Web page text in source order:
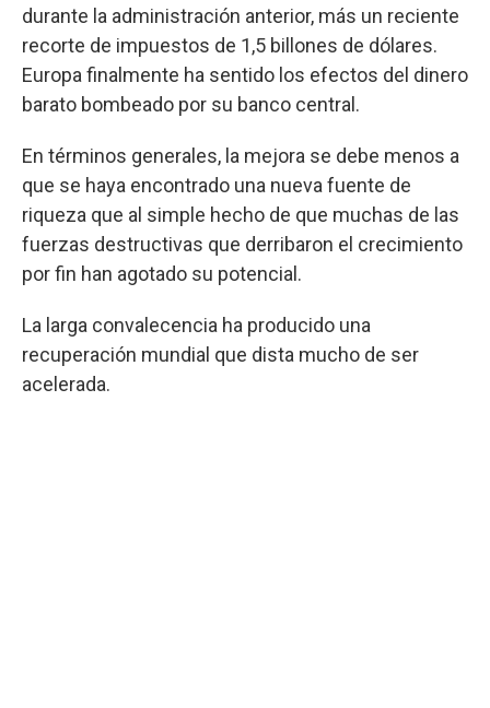
durante la administración anterior, más un reciente
recorte de impuestos de 1,5 billones de dólares.
Europa finalmente ha sentido los efectos del dinero
barato bombeado por su banco central.
En términos generales, la mejora se debe menos a
que se haya encontrado una nueva fuente de
riqueza que al simple hecho de que muchas de las
fuerzas destructivas que derribaron el crecimiento
por fin han agotado su potencial.
La larga convalecencia ha producido una
recuperación mundial que dista mucho de ser
acelerada.